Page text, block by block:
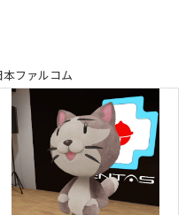
本ファルコム